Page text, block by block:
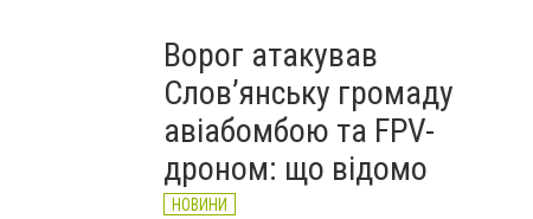
Ворог атакував
Слов’янську громаду
авіабомбою та FPV-
дроном: що відомо
НОВИНИ